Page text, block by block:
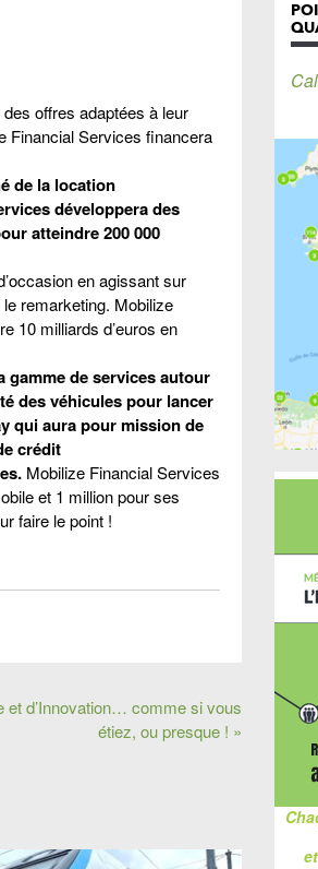
offres adaptées à leur
Financial Services financera
de la location
développera des
atteindre 200 000
en agissant sur
remarketing. Mobilize
10 milliards d’euros en
gamme de services autour
des véhicules pour lancer
qui aura pour mission de
crédit
Mobilize Financial Services
et 1 million pour ses
faire le point !
d’Innovation… comme si vous
étiez, ou presque ! »